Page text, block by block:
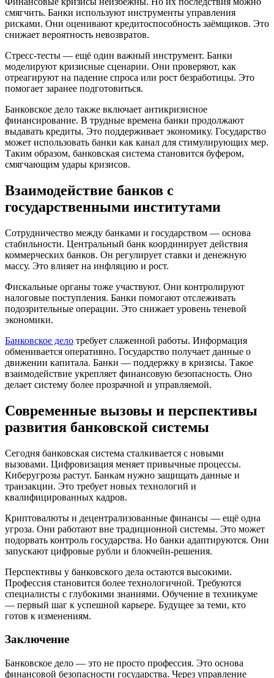
смягчить. Банки используют инструменты управления
рисками. Они оценивают кредитоспособность заёмщиков. Это
снижает вероятность невозвратов.
Стресс-тесты — ещё один важный инструмент. Банки
моделируют кризисные сценарии. Они проверяют, как
отреагируют на падение спроса или рост безработицы. Это
помогает заранее подготовиться.
Банковское дело также включает антикризисное
финансирование. В трудные времена банки продолжают
выдавать кредиты. Это поддерживает экономику. Государство
может использовать банки как канал для стимулирующих мер.
Таким образом, банковская система становится буфером,
смягчающим удары кризисов.
Взаимодействие банков с
государственными институтами
Сотрудничество между банками и государством — основа
стабильности. Центральный банк координирует действия
коммерческих банков. Он регулирует ставки и денежную
массу. Это влияет на инфляцию и рост.
Фискальные органы тоже участвуют. Они контролируют
налоговые поступления. Банки помогают отслеживать
подозрительные операции. Это снижает уровень теневой
экономики.
Банковское дело требует слаженной работы. Информация
обменивается оперативно. Государство получает данные о
движении капитала. Банки — поддержку в кризисы. Такое
взаимодействие укрепляет финансовую безопасность. Оно
делает систему более прозрачной и управляемой.
Современные вызовы и перспективы
развития банковской системы
Сегодня банковская система сталкивается с новыми
вызовами. Цифровизация меняет привычные процессы.
Киберугрозы растут. Банкам нужно защищать данные и
транзакции. Это требует новых технологий и
квалифицированных кадров.
Криптовалюты и децентрализованные финансы — ещё одна
угроза. Они работают вне традиционной системы. Это может
подорвать контроль государства. Но банки адаптируются. Они
запускают цифровые рубли и блокчейн-решения.
Перспективы у банковского дела остаются высокими.
Профессия становится более технологичной. Требуются
специалисты с глубокими знаниями. Обучение в техникуме
— первый шаг к успешной карьере. Будущее за теми, кто
готов к изменениям.
Заключение
Банковское дело — это не просто профессия. Это основа
финансовой безопасности государства. Через управление